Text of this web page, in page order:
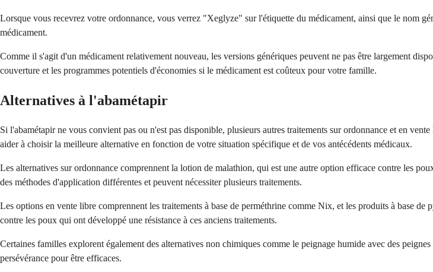
Lorsque vous recevrez votre ordonnance, vous verrez "Xeglyze" sur l'étiquette du médicament, ainsi que le nom
médicament.
Comme il s'agit d'un médicament relativement nouveau, les versions génériques peuvent ne pas être largement
couverture et les programmes potentiels d'économies si le médicament est coûteux pour votre famille.
Alternatives à l'abamétapir
Si l'abamétapir ne vous convient pas ou n'est pas disponible, plusieurs autres traitements sur ordonnance et en
aider à choisir la meilleure alternative en fonction de votre situation spécifique et de vos antécédents médicaux.
Les alternatives sur ordonnance comprennent la lotion de malathion, qui est une autre option efficace contre les
des méthodes d'application différentes et peuvent nécessiter plusieurs traitements.
Les options en vente libre comprennent les traitements à base de perméthrine comme Nix, et les produits à base
contre les poux qui ont développé une résistance à ces anciens traitements.
Certaines familles explorent également des alternatives non chimiques comme le peignage humide avec des
persévérance pour être efficaces.